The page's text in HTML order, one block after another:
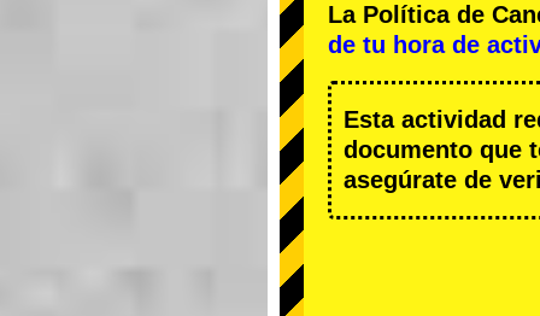
La Política de
de tu hora de
Esta actividad
documento que
asegúrate de